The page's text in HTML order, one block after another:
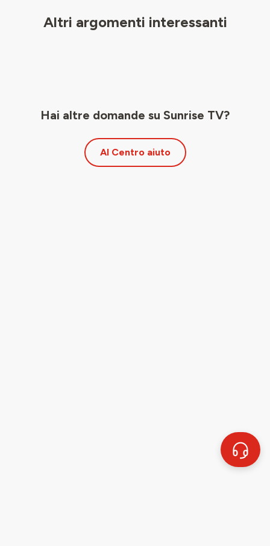
Altri argomenti interessanti
Hai altre domande su Sunrise TV?
Al Centro aiuto